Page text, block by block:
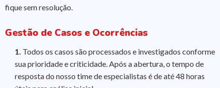
fique sem resolução.
Gestão de Casos e Ocorrências
1. Todos os casos são processados e investigados conforme
sua prioridade e criticidade. Após a abertura, o tempo de
resposta do nosso time de especialistas é de até 48 horas